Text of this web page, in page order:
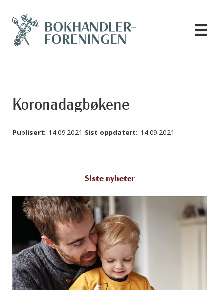
Koronadagbøkene
Publisert: 14.09.2021 Sist oppdatert: 14.09.2021
Siste nyheter